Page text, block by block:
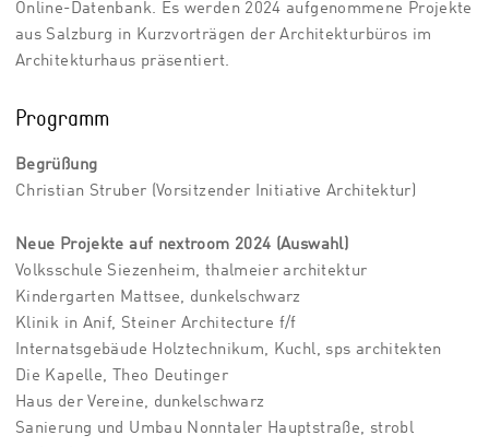
Online-Datenbank. Es werden 2024 aufgenommene Projekte
aus Salzburg in Kurzvorträgen der Architekturbüros im
Architekturhaus präsentiert.
Programm
Begrüßung
Christian Struber (Vorsitzender Initiative Architektur)
Neue Projekte auf nextroom 2024 (Auswahl)
Volksschule Siezenheim, thalmeier architektur
Kindergarten Mattsee, dunkelschwarz
Klinik in Anif, Steiner Architecture f/f
Internatsgebäude Holztechnikum, Kuchl, sps architekten
Die Kapelle, Theo Deutinger
Haus der Vereine, dunkelschwarz
Sanierung und Umbau Nonntaler Hauptstraße, strobl